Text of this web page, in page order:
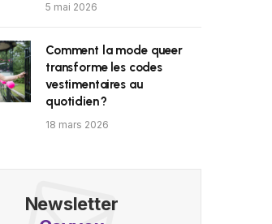
5 mai 2026
Comment la mode queer
transforme les codes
vestimentaires au
quotidien ?
18 mars 2026
Newsletter